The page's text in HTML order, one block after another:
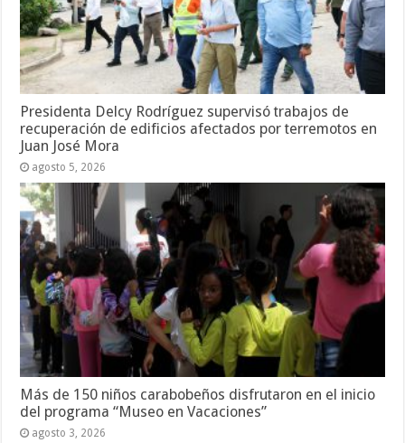
Presidenta Delcy Rodríguez supervisó trabajos de
recuperación de edificios afectados por terremotos en
Juan José Mora
agosto 5, 2026
Más de 150 niños carabobeños disfrutaron en el inicio
del programa “Museo en Vacaciones”
agosto 3, 2026